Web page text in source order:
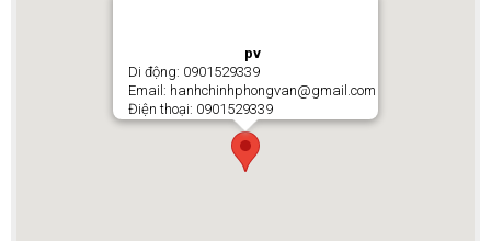
pv
Di động: 0901529339
Email: hanhchinhphongvan@gmail.com
Điện thoại: 0901529339